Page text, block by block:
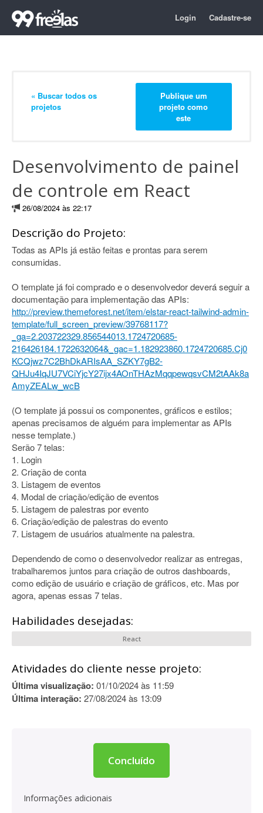
Login Cadastre-se
« Buscar todos os
projetos
Publique um
projeto como
este
Desenvolvimento de painel
de controle em React
26/08/2024 às 22:17
Descrição do Projeto:
Todas as APIs já estão feitas e prontas para serem
consumidas.
O template já foi comprado e o desenvolvedor deverá seguir a
documentação para implementação das APIs:
http://preview.themeforest.net/item/elstar-react-tailwind-admin-
template/full_screen_preview/39768117?
_ga=2.203722329.856544013.1724720685-
216426184.1722632064&_gac=1.182923860.1724720685.Cj0
KCQjwz7C2BhDkARIsAA_SZKY7gB2-
QHJu4IqJU7VCiYjcY27ijx4AOnTHAzMqqpewqsvCM2tAAk8a
AmyZEALw_wcB
(O template já possui os componentes, gráficos e estilos;
apenas precisamos de alguém para implementar as APIs
nesse template.)
Serão 7 telas:
1. Login
2. Criação de conta
3. Listagem de eventos
4. Modal de criação/edição de eventos
5. Listagem de palestras por evento
6. Criação/edição de palestras do evento
7. Listagem de usuários atualmente na palestra.
Dependendo de como o desenvolvedor realizar as entregas,
trabalharemos juntos para criação de outros dashboards,
como edição de usuário e criação de gráficos, etc. Mas por
agora, apenas essas 7 telas.
Habilidades desejadas:
React
Atividades do cliente nesse projeto:
Última visualização: 01/10/2024 às 11:59
Última interação: 27/08/2024 às 13:09
Concluído
Informações adicionais